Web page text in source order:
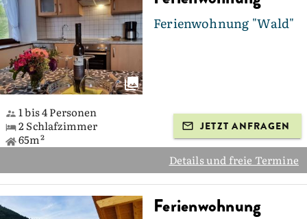
Ferienwohnung "Wald"
1 bis 4 Personen
2 Schlafzimmer
65m²
JETZT ANFRAGEN
Details und freie Termine
Ferienwohnung